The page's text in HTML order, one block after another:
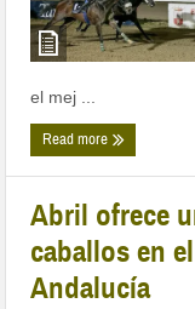
el mej ...
Read more
Abril ofrece
caballos en
Andalucía